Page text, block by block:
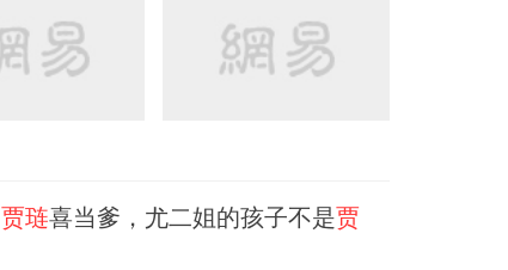
贾琏喜当爹，尤二姐的孩子不是贾